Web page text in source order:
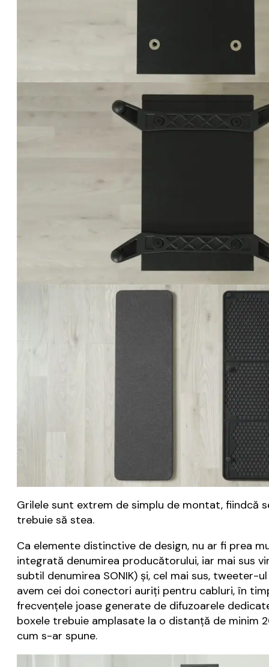
Grilele sunt extrem de simplu de montat, fiindcă
trebuie să stea.
Ca elemente distinctive de design, nu ar fi prea
integrată denumirea producătorului, iar mai sus
subtil denumirea SONIK) și, cel mai sus,
avem cei doi conectori auriți pentru cabluri, în
frecvențele joase generate de difuzoarele
boxele trebuie amplasate la o distanță de minim
cum s-ar spune.